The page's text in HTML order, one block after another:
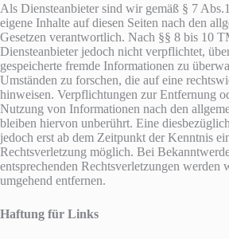
Als Diensteanbieter sind wir gemäß § 7
eigene Inhalte auf diesen Seiten nach den
Gesetzen verantwortlich. Nach §§ 8 bis 10
Diensteanbieter jedoch nicht verpflichtet,
gespeicherte fremde Informationen zu
Umständen zu forschen, die auf eine
hinweisen. Verpflichtungen zur Entfernung
Nutzung von Informationen nach den
bleiben hiervon unberührt. Eine
jedoch erst ab dem Zeitpunkt der Kenntnis
Rechtsverletzung möglich. Bei
entsprechenden Rechtsverletzungen werden
umgehend entfernen.
Haftung für Links